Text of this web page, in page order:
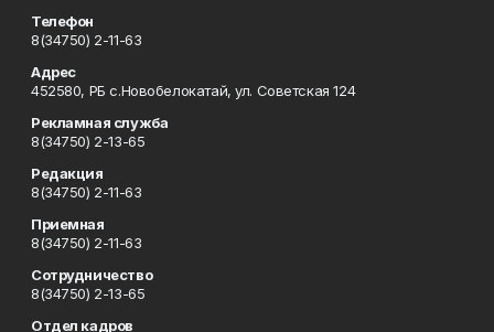
Телефон
8(34750) 2-11-63
Адрес
452580, РБ с.Новобелокатай, ул. Советская 124
Рекламная служба
8(34750) 2-13-65
Редакция
8(34750) 2-11-63
Приемная
8(34750) 2-11-63
Сотрудничество
8(34750) 2-13-65
Отдел кадров